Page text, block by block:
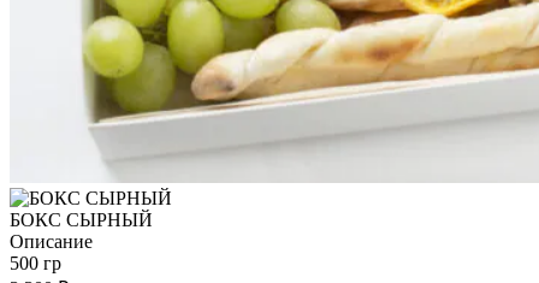
БОКС СЫРНЫЙ
Описание
500 гр